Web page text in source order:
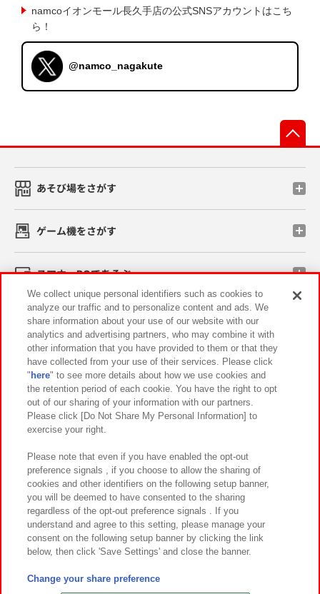
namcoイオンモール長久手店の公式SNSアカウントはこち
ら！
@namco_nagakute
あそび場をさがす
ゲーム機をさがす
スマホ・PCであそぶ
イベント・キャンペーン
関連会社 サステナビリティ サイトポリシー
プライバシーポリシー ウェブアクセシビリティ方針と検証結果
お取引先さまとともに
カスタマーハラスメント対応方針 よくあるご質問・お問い合わせ
©Bandai Namco Amusement Inc.
©Bandai Namco Amusement Lab Inc.
We collect unique personal identifiers such as cookies to
analyze our traffic and to personalize content and ads. We
share information about your use of our website with our
analytics and advertising partners, who may combine it with
other information that you have provided to them or that they
have collected from your use of their services. Please click
" here" to see more details about how we use cookies and
the retention period of each cookie. You have the right to opt
out of our sharing of your information with our partners.
Please click [Do Not Share My Personal Information] to
exercise your right.
Please note that even if you have enabled the opt-out
preference signals , if you choose to allow the sharing of
cookies and other identifiers on the following setup banner,
you will be deemed to have consented to the sharing
regardless of the opt-out preference signals . If you
understand and agree to this setting, please manage your
consent on the following setup banner by clicking the link
below, then click 'Save Settings' and close the banner.
Change your share preference